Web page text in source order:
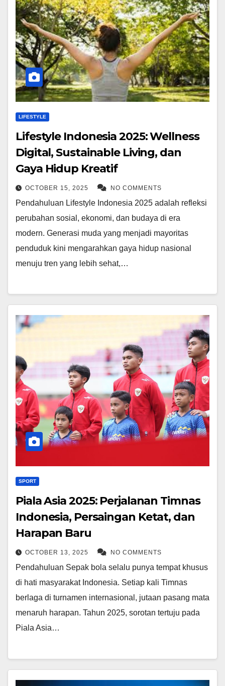
LIFESTYLE
Lifestyle Indonesia 2025: Wellness
Digital, Sustainable Living, dan
Gaya Hidup Kreatif
OCTOBER 15, 2025 NO COMMENTS
Pendahuluan Lifestyle Indonesia 2025 adalah refleksi
perubahan sosial, ekonomi, dan budaya di era
modern. Generasi muda yang menjadi mayoritas
penduduk kini mengarahkan gaya hidup nasional
menuju tren yang lebih sehat,…
SPORT
Piala Asia 2025: Perjalanan Timnas
Indonesia, Persaingan Ketat, dan
Harapan Baru
OCTOBER 13, 2025 NO COMMENTS
Pendahuluan Sepak bola selalu punya tempat khusus
di hati masyarakat Indonesia. Setiap kali Timnas
berlaga di turnamen internasional, jutaan pasang mata
menaruh harapan. Tahun 2025, sorotan tertuju pada
Piala Asia…